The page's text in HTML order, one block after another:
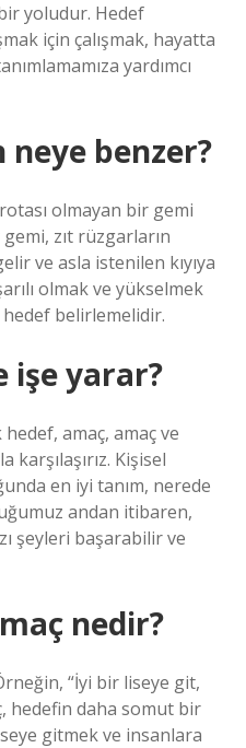
yoludur. Hedef
için çalışmak, hayatta
yardımcı
neye benzer?
olmayan bir gemi
zıt rüzgarların
ve asla istenilen kıyıya
olmak ve yükselmek
belirlemelidir.
işe yarar?
amaç, amaç ve
karşılaşırız. Kişisel
en iyi tanım, nerede
andan itibaren,
şeyleri başarabilir ve
nedir?
“İyi bir liseye git,
hedefin daha somut bir
gitmek ve insanlara